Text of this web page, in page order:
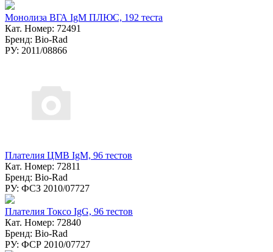
Монолиза ВГА IgM ПЛЮС, 192 теста
Кат. Номер: 72491
Бренд: Bio-Rad
РУ: 2011/08866
Плателия ЦМВ IgM, 96 тестов
Кат. Номер: 72811
Бренд: Bio-Rad
РУ: ФСЗ 2010/07727
Плателия Токсо IgG, 96 тестов
Кат. Номер: 72840
Бренд: Bio-Rad
РУ: ФСР 2010/07727